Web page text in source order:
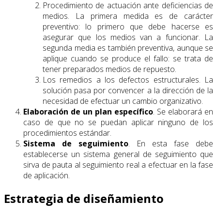
Procedimiento de actuación ante deficiencias de
medios. La primera medida es de carácter
preventivo: lo primero que debe hacerse es
asegurar que los medios van a funcionar. La
segunda media es también preventiva, aunque se
aplique cuando se produce el fallo: se trata de
tener preparados medios de repuesto.
Los remedios a los defectos estructurales. La
solución pasa por convencer a la dirección de la
necesidad de efectuar un cambio organizativo.
Elaboración de un plan específico. Se elaborará en
caso de que no se puedan aplicar ninguno de los
procedimientos estándar.
Sistema de seguimiento. En esta fase debe
establecerse un sistema general de seguimiento que
sirva de pauta al seguimiento real a efectuar en la fase
de aplicación.
Estrategia de diseñamiento